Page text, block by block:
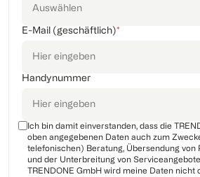
E-Mail (geschäftlich)*
Handynummer
Ich bin damit einverstanden, dass die
oben angegebenen Daten auch zum
telefonischen) Beratung, Übersendung
und der Unterbreitung von
TRENDONE GmbH wird meine Daten nicht